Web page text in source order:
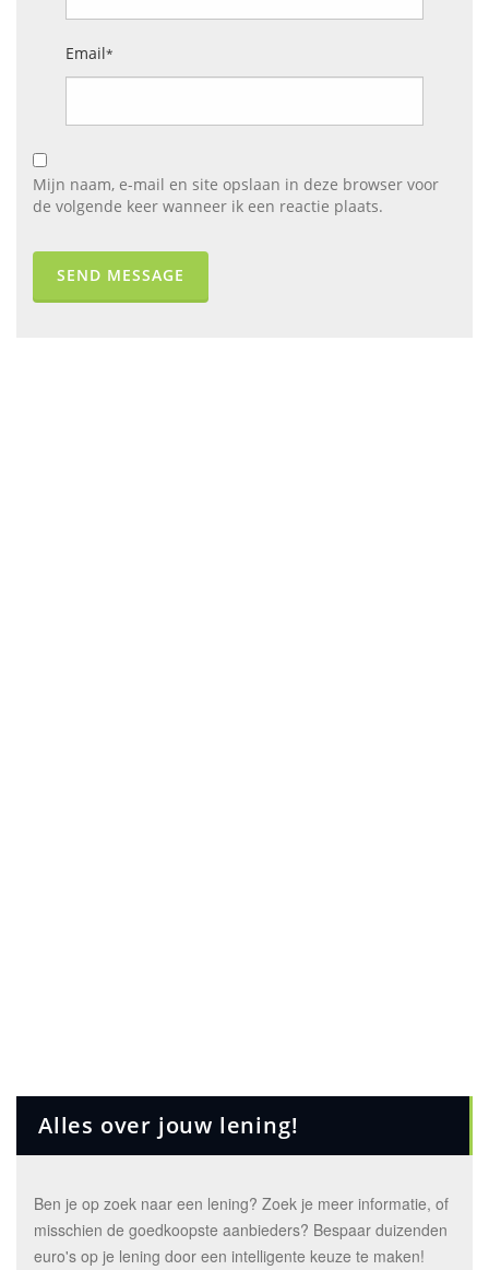
Email*
Mijn naam, e-mail en site opslaan in deze browser voor
de volgende keer wanneer ik een reactie plaats.
Alles over jouw lening!
Ben je op zoek naar een lening? Zoek je meer informatie, of
misschien de goedkoopste aanbieders? Bespaar duizenden
euro's op je lening door een intelligente keuze te maken!